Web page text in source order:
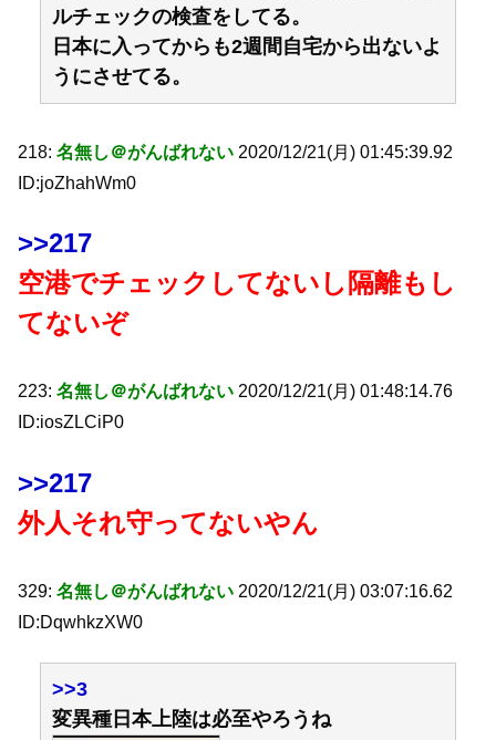
ルチェックの検査をしてる。
日本に入ってからも2週間自宅から出ないよ
うにさせてる。
218: 名無し＠がんばれない 2020/12/21(月) 01:45:39.92
ID:joZhahWm0
>>217
空港でチェックしてないし隔離もし
てないぞ
223: 名無し＠がんばれない 2020/12/21(月) 01:48:14.76
ID:iosZLCiP0
>>217
外人それ守ってないやん
329: 名無し＠がんばれない 2020/12/21(月) 03:07:16.62
ID:DqwhkzXW0
>>3
変異種日本上陸は必至やろうね